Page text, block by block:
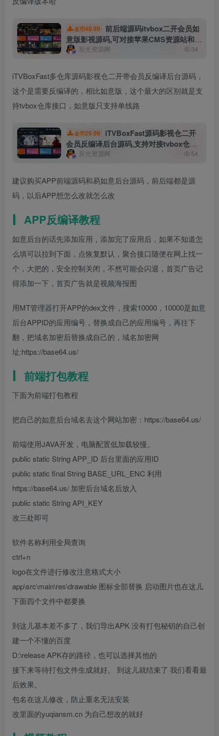
金币49.99
前后端源码itvbox二开会员如
意版影视源码,可对接苹果CMS资源站和
tvbox接口
辰光资源网 34
iTVBoxFast多仓库源码影视仓二开带会员反编译后台源码，
这个是需要反编译的，相比如意版，这个最大的区别就是支
持tvbox仓库接口，如意版只支持单线路
金币29.99
iTVBoxFast源码影视仓二开
会员反编译后台源码,支持对接tvbox仓库
和苹果CMS
辰光资源网 54
建议购买APP前端源码和易如意后台源码，前后端都是源
码，以后APP想怎么改就怎么改
APP反编译教程
如意后台的话先添加应用，添加完了应用后，如果不知道怎
么填可以拉到下面，点恢复默认，聚合接口随便在网上找一
个，大把的，安全控制关闭，不然可能会闪退，首页广告记
得添加一下，首页广告就是视频海报图
用MT管理器打开APP的dex文件，搜索10000，10000是如意
后台APPID的应用编号，替换成自己的应用编号，再往下
翻，把域名加密后替换成自己的，域名加密网
址:https://base64.us/
前端打包教程
下面为前端打包教程
把自己的如意后台域名去这个网站加密：https://base64.us/
前端使用JAVA开发，电脑配置低加载较慢。
public static String APP_ID 后台里面的应用ID
public static final String BASE_URL_ENC 利用
https://base64.us/ 加密后台域名后放入
public static String API_KEY
改三处即可
软件名称利用全局查询
ctrl+n
logo在文件进行修改注意格式大小
app\src\main\res\drawable 图标全部替换 启动图片也在这儿
下面四个文件中都要换
到这儿基本差不多了，我们导出APK 没有打包秘钥的自己创
建一个不懂的百度
D:\release APK存的路径，也可以选择其他的
接下来等待打包文件生成就好。 到这儿就结束了 我们看看最
后效果。
包名在这儿修改，防止重名无法安装
改里面的yuqiansm.cn 为自己想改的就好